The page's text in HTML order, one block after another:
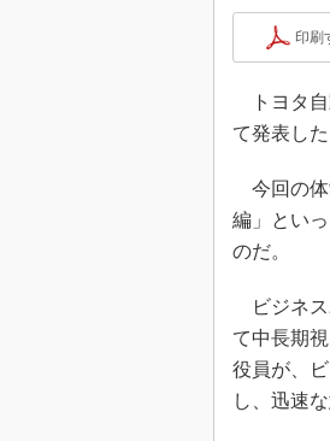
印刷
トヨタ自
て発表した
今回の体
編」とい
のだ。
ビジネス
て中長期
役員が、
し、迅速